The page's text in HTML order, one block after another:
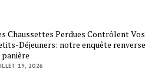
Chaussettes Perdues Contrôlent Vos
Déjeuners: notre enquête renverse
19, 2026